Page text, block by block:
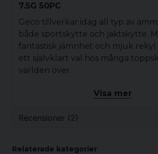
7.5G 50PC
Geco tillverkar idag all typ av
både sportskytte och jaktskytte.
fantastisk jämnhet och mjuk rekyl
ett självklart val hos många
världen över.
Ammunitionsdata
Visa mer
Recensioner (2)
Acke
Relaterade kategorier